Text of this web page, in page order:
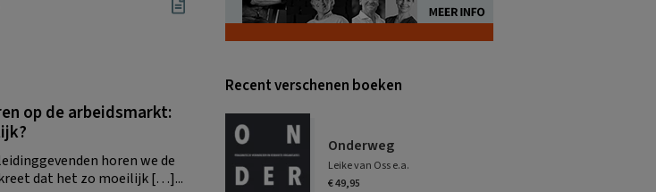
op de arbeidsmarkt:
horen we de
dat het zo moeilijk […]...
Recent verschenen boeken
Onderweg
Leike van Oss e.a.
€ 49,95